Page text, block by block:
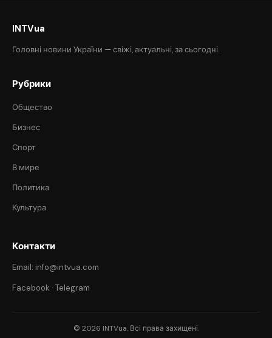
INTVua
Головні новини України — свіжі, актуальні, за сьогодні.
Рубрики
Общество
Бизнес
Спорт
В мире
Политика
Культура
Контакти
Email: info@intvua.com
Facebook · Telegram
© 2026 INTVua. Всі права захищені.